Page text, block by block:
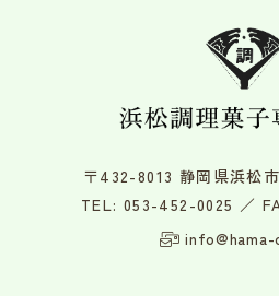
〒432-8013 静岡県浜松
TEL: 053-452-0025 ／